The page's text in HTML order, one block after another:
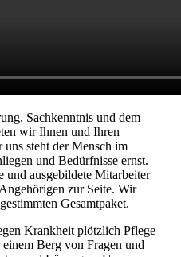
Sachkenntnis und dem
wir Ihnen und Ihren
steht der Mensch im
und Bedürfnisse ernst.
und ausgebildete Mitarbeiter
zur Seite. Wir
Gesamtpaket.
Krankheit plötzlich Pflege
Berg von Fragen und